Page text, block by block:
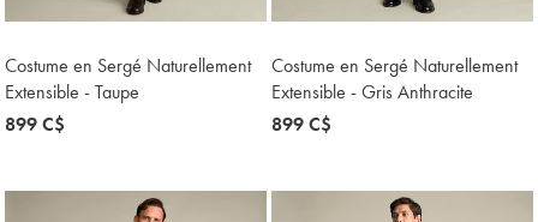
Costume en Sergé Naturellement
Extensible - Taupe
now
899 C$
Costume en Sergé Naturellement
Extensible - Gris Anthracite
now
899 C$